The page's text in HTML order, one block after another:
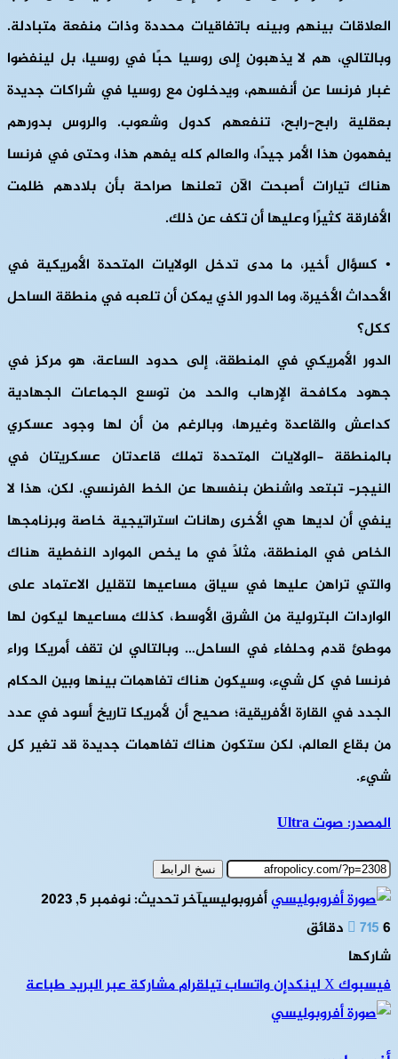
العلاقات بينهم وبينه باتفاقيات محددة وذات منفعة متبادلة.
وبالتالي، هم لا يذهبون إلى روسيا حبًا في روسيا، بل لينفضوا
غبار فرنسا عن أنفسهم، ويدخلون مع روسيا في شراكات جديدة
بعقلية رابح-رابح، تنفعهم كدول وشعوب. والروس بدورهم
يفهمون هذا الأمر جيدًا، والعالم كله يفهم هذا، وحتى في فرنسا
هناك تيارات أصبحت الآن تعلنها صراحة بأن بلادهم ظلمت
الأفارقة كثيرًا وعليها أن تكف عن ذلك.
• كسؤال أخير، ما مدى تدخل الولايات المتحدة الأمريكية في
الأحداث الأخيرة، وما الدور الذي يمكن أن تلعبه في منطقة الساحل
ككل؟
الدور الأمريكي في المنطقة، إلى حدود الساعة، هو مركز في
جهود مكافحة الإرهاب والحد من توسع الجماعات الجهادية
كداعش والقاعدة وغيرها، وبالرغم من أن لها وجود عسكري
بالمنطقة -الولايات المتحدة تملك قاعدتان عسكريتان في
النيجر- تبتعد واشنطن بنفسها عن الخط الفرنسي. لكن، هذا لا
ينفي أن لديها هي الأخرى رهانات استراتيجية خاصة وبرنامجها
الخاص في المنطقة، مثلًا في ما يخص الموارد النفطية هناك
والتي تراهن عليها في سياق مساعيها لتقليل الاعتماد على
الواردات البترولية من الشرق الأوسط، كذلك مساعيها ليكون لها
موطئ قدم وحلفاء في الساحل… وبالتالي لن تقف أمريكا وراء
فرنسا في كل شيء، وسيكون هناك تفاهمات بينها وبين الحكام
الجدد في القارة الأفريقية؛ صحيح أن لأمريكا تاريخ أسود في عدد
من بقاع العالم، لكن ستكون هناك تفاهمات جديدة قد تغير كل
شيء.
المصدر: صوت Ultra
نسخ الرابط
أفروبوليسيآخر تحديث: نوفمبر 5, 2023
7156 دقائق
شاركها
فيسبوك‫Xلينكدإنواتسابتيلقراممشاركة عبر البريدطباعة